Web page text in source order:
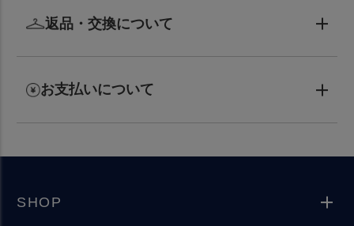
返品・交換について
お支払いについて
SHOP